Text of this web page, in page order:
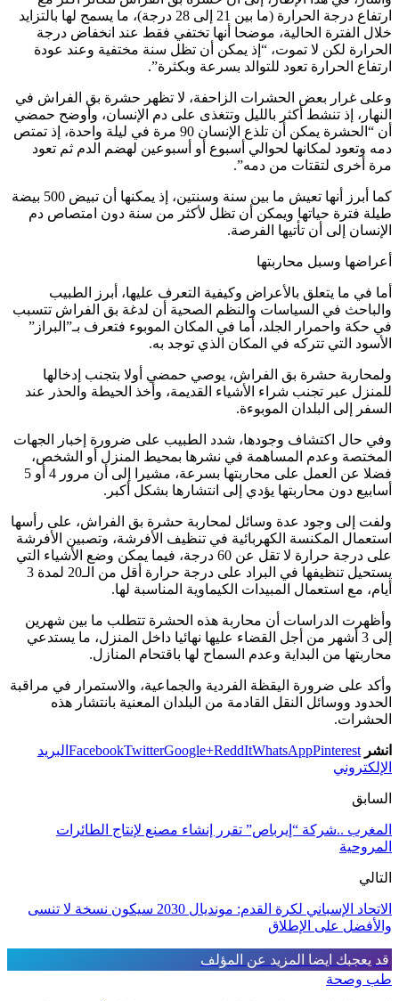
ارتفاع درجة الحرارة (ما بين 21 إلى 28 درجة)، ما يسمح لها بالتزايد
خلال الفترة الحالية، موضحا أنها تختفي فقط عند انخفاض درجة
الحرارة لكن لا تموت، “إذ يمكن أن تظل سنة مختفية وعند عودة
ارتفاع الحرارة تعود للتوالد بسرعة وبكثرة”.
وعلى غرار بعض الحشرات الزاحفة، لا تظهر حشرة بق الفراش في
النهار، إذ تنشط أكثر بالليل وتتغذى على دم الإنسان، وأوضح حمضي
أن “الحشرة يمكن أن تلذع الإنسان 90 مرة في ليلة واحدة، إذ تمتص
دمه وتعود لمكانها لحوالي أسبوع أو أسبوعين لهضم الدم ثم تعود
مرة أخرى لتقتات من دمه”.
كما أبرز أنها تعيش ما بين سنة وسنتين، إذ يمكنها أن تبيض 500 بيضة
طيلة فترة حياتها ويمكن أن تظل لأكثر من سنة دون امتصاص دم
الإنسان إلى أن تأتيها الفرصة.
أعراضها وسبل محاربتها
أما في ما يتعلق بالأعراض وكيفية التعرف عليها، أبرز الطبيب
والباحث في السياسات والنظم الصحية أن لدغة بق الفراش تتسبب
في حكة واحمرار الجلد، أما في المكان الموبوء فتعرف بـ”البراز”
الأسود التي تتركه في المكان الذي توجد به.
ولمحاربة حشرة بق الفراش، يوصي حمضي أولا بتجنب إدخالها
للمنزل عبر تجنب شراء الأشياء القديمة، وأخذ الحيطة والحذر عند
السفر إلى البلدان الموبوءة.
وفي حال اكتشاف وجودها، شدد الطبيب على ضرورة إخبار الجهات
المختصة وعدم المساهمة في نشرها بمحيط المنزل أو الشخص،
فضلا عن العمل على محاربتها بسرعة، مشيرا إلى أن مرور 4 أو 5
أسابيع دون محاربتها يؤدي إلى انتشارها بشكل أكبر.
ولفت إلى وجود عدة وسائل لمحاربة حشرة بق الفراش، على رأسها
استعمال المكنسة الكهربائية في تنظيف الأفرشة، وتصبين الأفرشة
على درجة حرارة لا تقل عن 60 درجة، فيما يمكن وضع الأشياء التي
يستحيل تنظيفها في البراد على درجة حرارة أقل من الـ20 لمدة 3
أيام، مع استعمال المبيدات الكيماوية المناسبة لها.
وأظهرت الدراسات أن محاربة هذه الحشرة تتطلب ما بين شهرين
إلى 3 أشهر من أجل القضاء عليها نهائيا داخل المنزل، ما يستدعي
محاربتها من البداية وعدم السماح لها باقتحام المنازل.
وأكد على ضرورة اليقظة الفردية والجماعية، والاستمرار في مراقبة
الحدود ووسائل النقل القادمة من البلدان المعنية بانتشار هذه
الحشرات.
انشر FacebookTwitterGoogle+ReddItWhatsAppPinterest
البريد
الإلكتروني
السابق
المغرب ..شركة “إيرباص” تقرر إنشاء مصنع لإنتاج الطائرات
المروحية
التالي
الاتحاد الإسباني لكرة القدم: مونديال 2030 سيكون نسخة لا تنسى
والأفضل على الإطلاق
قد يعجبك ايضا المزيد عن المؤلف
طب وصحة